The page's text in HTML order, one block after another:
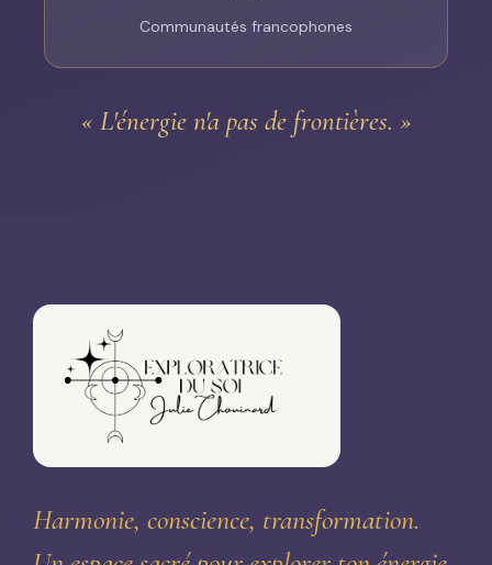
Communautés francophones
« L'énergie n'a pas de frontières. »
Harmonie, conscience, transformation.